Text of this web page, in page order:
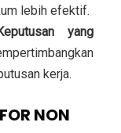
lebih efektif.
yang
kerja.
NON